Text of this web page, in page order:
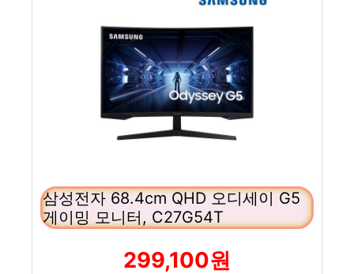
삼성전자 68.4cm QHD 오디세이 G5
게이밍 모니터, C27G54T
299,100원